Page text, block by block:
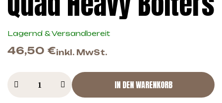
Lagernd & Versandbereit
46,50 €inkl. MwSt.
IN DEN WARENKORB